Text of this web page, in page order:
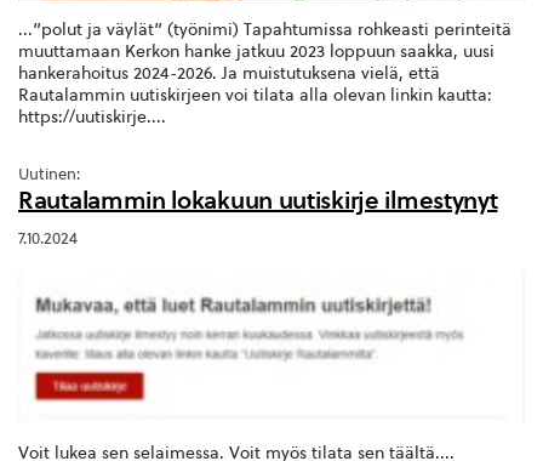
...”polut ja väylät” (työnimi) Tapahtumissa rohkeasti perinteitä
muuttamaan Kerkon hanke jatkuu 2023 loppuun saakka, uusi
hankerahoitus 2024-2026. Ja muistutuksena vielä, että
Rautalammin uutiskirjeen voi tilata alla olevan linkin kautta:
https://uutiskirje....
Uutinen:
Rautalammin lokakuun uutiskirje ilmestynyt
7.10.2024
Voit lukea sen selaimessa. Voit myös tilata sen täältä....